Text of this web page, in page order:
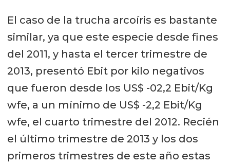
El caso de la trucha arcoíris es bastante
similar, ya que este especie desde fines
del 2011, y hasta el tercer trimestre de
2013, presentó Ebit por kilo negativos
que fueron desde los US$ -02,2 Ebit/Kg
wfe, a un mínimo de US$ -2,2 Ebit/Kg
wfe, el cuarto trimestre del 2012. Recién
el último trimestre de 2013 y los dos
primeros trimestres de este año estas